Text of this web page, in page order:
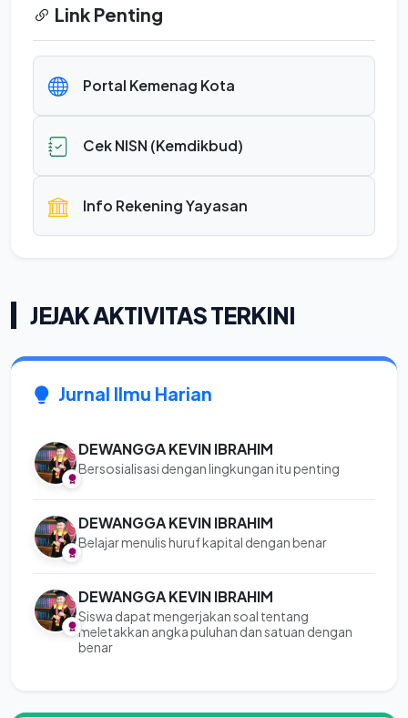
Link Penting
Portal Kemenag Kota
Cek NISN (Kemdikbud)
Info Rekening Yayasan
JEJAK AKTIVITAS TERKINI
Jurnal Ilmu Harian
DEWANGGA KEVIN IBRAHIM
Bersosialisasi dengan lingkungan itu penting
DEWANGGA KEVIN IBRAHIM
Belajar menulis huruf kapital dengan benar
DEWANGGA KEVIN IBRAHIM
Siswa dapat mengerjakan soal tentang
meletakkan angka puluhan dan satuan dengan
benar